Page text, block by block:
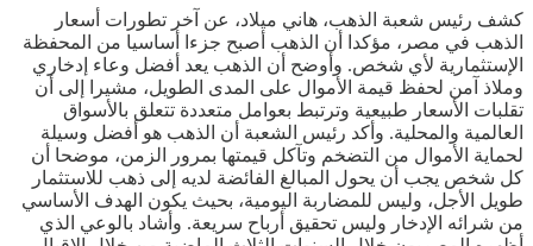
كشف رئيس شعبة الذهب، هاني ميلاد، عن آخر تطورات أسعار
الذهب في مصر، مؤكدا أن الذهب أصبح جزءا أساسيا من المحفظة
الإستثمارية لأي شخص. وأوضح أن الذهب يعد أفضل وعاء إدخاري
وملاذ آمن لحفظ قيمة الأموال على المدى الطويل، مشيرا إلى أن
تقلبات الأسعار طبيعية وترتبط بعوامل متعددة تتعلق بالأسواق
العالمية والمحلية. وأكد رئيس الشعبة أن الذهب هو أفضل وسيلة
لحماية الأموال من التضخم وتآكل قيمتها بمرور الزمن، موضحا أن
كل شخص يجب أن يحول المبالغ الفائضة لديه إلى ذهب للاستثمار
طويل الأجل، وليس للمضاربة اليومية، بحيث يكون الهدف الأساسي
من شرائه الإدخار وليس تحقيق أرباح سريعة. وأشاد بالوعي الذي